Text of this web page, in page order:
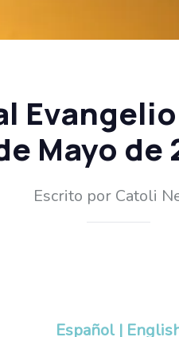
Mayo de
Escrito por Catoli
Español |